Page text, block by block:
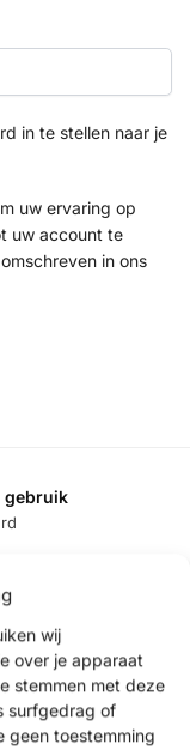
wij
over je apparaat
stemmen met deze
surfgedrag of
geen toestemming
in te stellen naar je
uw ervaring op
uw account te
in ons
gebruik